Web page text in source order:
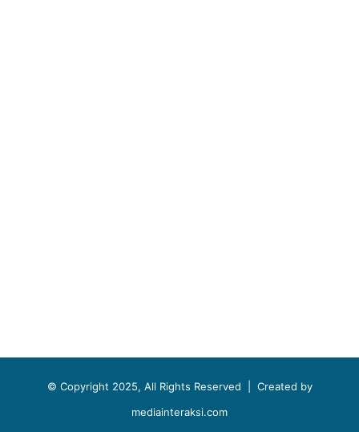
© Copyright 2025, All Rights Reserved | Created by
mediainteraksi.com